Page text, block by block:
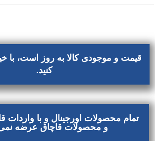
قیمت و موجودی کالا به روز است، با
کنید.
تمام محصولات اورجینال و با واردات
و محصولات قاچاق عرضه